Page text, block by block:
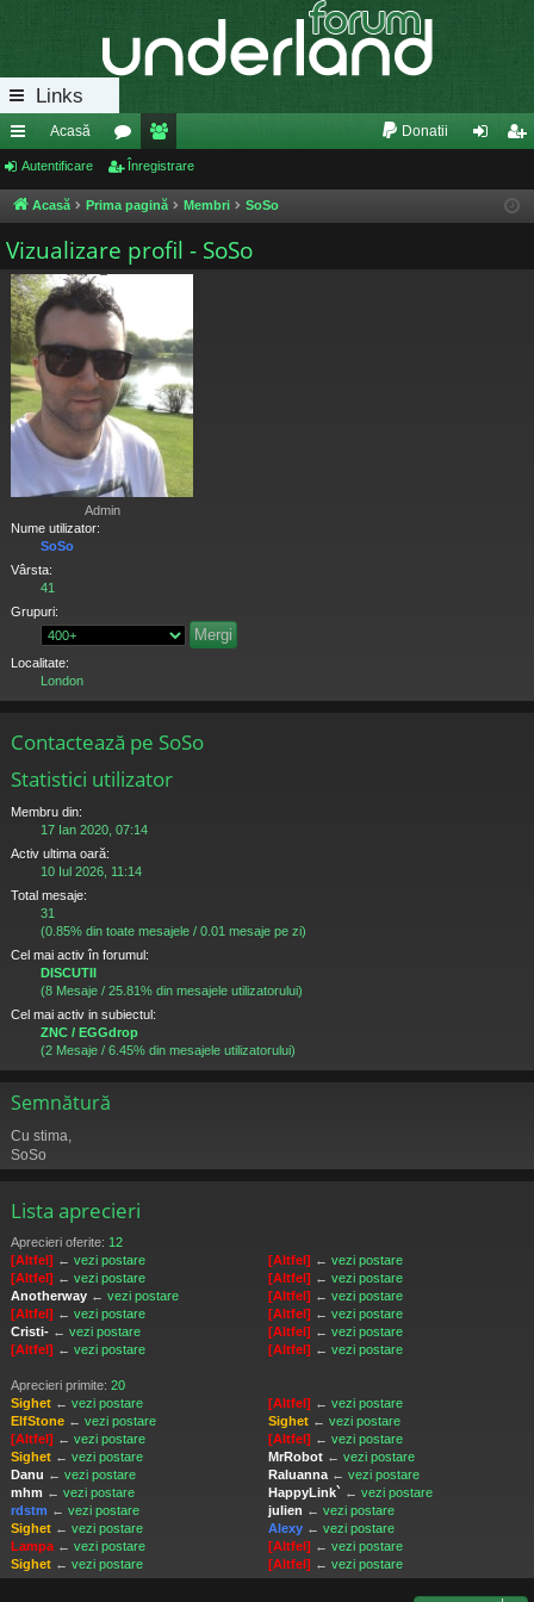
Links
eg
ăt
uri
ra
pi
de
Acasă
or
u
uri
e
m
Donatii
eg
Autentificare Înregistrare
Acasă Prima pagină Membri SoSo
Vizualizare profil - SoSo
Admin
Nume utilizator:
SoSo
Vârsta:
41
Grupuri:
Localitate:
London
Contactează pe SoSo
Statistici utilizator
Membru din:
17 Ian 2020, 07:14
Activ ultima oară:
10 Iul 2026, 11:14
Total mesaje:
31
(0.85% din toate mesajele / 0.01 mesaje pe zi)
Cel mai activ în forumul:
DISCUTII
(8 Mesaje / 25.81% din mesajele utilizatorului)
Cel mai activ in subiectul:
ZNC / EGGdrop
(2 Mesaje / 6.45% din mesajele utilizatorului)
Semnătură
Cu stima,
SoSo
Lista aprecieri
Aprecieri oferite: 12
[Altfel] ← vezi postare [Altfel] ←vezi postare
[Altfel] ← vezi postare [Altfel] ←vezi postare
Anotherway ← vezi postare [Altfel] ←vezi postare
[Altfel] ← vezi postare [Altfel] ←vezi postare
Cristi- ← vezi postare [Altfel] ←vezi postare
[Altfel] ← vezi postare [Altfel] ←vezi postare
Aprecieri primite: 20
Sighet ← vezi postare [Altfel] ←vezi postare
ElfStone ← vezi postare Sighet ←vezi postare
[Altfel] ← vezi postare [Altfel] ←vezi postare
Sighet ← vezi postare MrRobot ←vezi postare
Danu ← vezi postare Raluanna ←vezi postare
mhm ← vezi postare HappyLink` ←vezi postare
rdstm ← vezi postare julien ←vezi postare
Sighet ← vezi postare Alexy ←vezi postare
Lampa ← vezi postare [Altfel] ←vezi postare
Sighet ← vezi postare [Altfel] ←vezi postare